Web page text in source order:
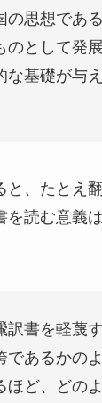
の思想であ
のとして発
な基礎が与
と、たとえ
を読む意義
訳書を軽蔑
であるかの
ほど、どの